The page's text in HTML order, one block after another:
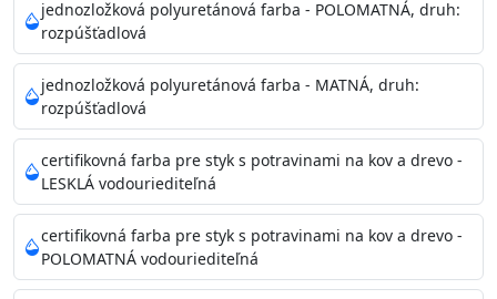
Povrchy musia byť hladké, čisté, suché, zbavené prachu,
mastnoty, solí a materiálov so zlou priľnavosťou. Otvory
alebo trhliny vyplňte
akrylovým tmelom Acrylic putty, Visto alebo Acrylic light
putty a prebrúste. Nové alebo porézne povrchy natreté
menej kvalitnými farbami
vždy penetrujte. Odporúčané penetračné nátery
Acrylan Unco, Gypsum board alebo Vitex Primer 100% a
na škvrny použite Blanco eco
riediteľné vodou.
jednozložková polyuretánová farba - POLOMATNÁ, druh:
rozpúšťadlová
jednozložková polyuretánová farba - MATNÁ, druh:
rozpúšťadlová
certifikovná farba pre styk s potravinami na kov a drevo -
LESKLÁ vodouriediteľná
certifikovná farba pre styk s potravinami na kov a drevo -
POLOMATNÁ vodouriediteľná